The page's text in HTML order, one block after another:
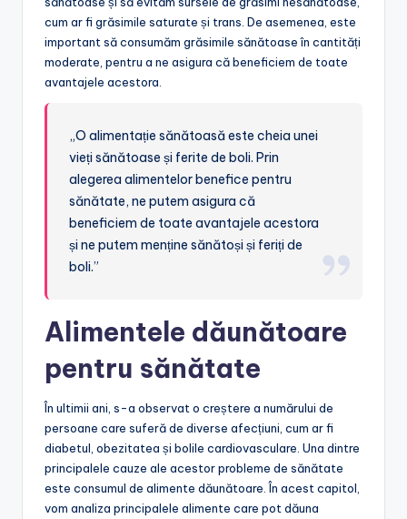
cum ar fi grăsimile saturate și trans. De asemenea, este
important să consumăm grăsimile sănătoase în cantități
moderate, pentru a ne asigura că beneficiem de toate
avantajele acestora.
„O alimentație sănătoasă este cheia unei
vieți sănătoase și ferite de boli. Prin
alegerea alimentelor benefice pentru
sănătate, ne putem asigura că
beneficiem de toate avantajele acestora
și ne putem menține sănătoși și feriți de
boli.”
Alimentele dăunătoare
pentru sănătate
În ultimii ani, s-a observat o creștere a numărului de
persoane care suferă de diverse afecțiuni, cum ar fi
diabetul, obezitatea și bolile cardiovasculare. Una dintre
principalele cauze ale acestor probleme de sănătate
este consumul de alimente dăunătoare. În acest capitol,
vom analiza principalele alimente care pot dăuna